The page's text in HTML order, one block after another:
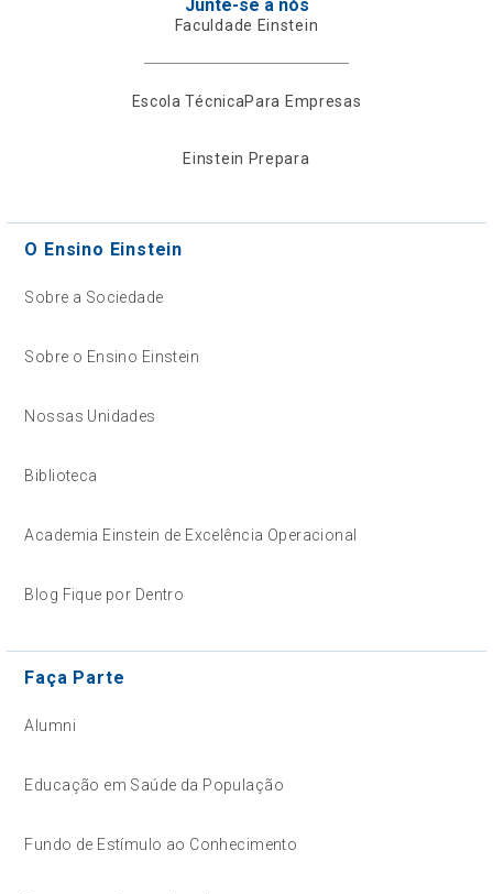
Junte-se a nós
Faculdade Einstein
Escola TécnicaPara Empresas
Einstein Prepara
O Ensino Einstein
Sobre a Sociedade
Sobre o Ensino Einstein
Nossas Unidades
Biblioteca
Academia Einstein de Excelência Operacional
Blog Fique por Dentro
Faça Parte
Alumni
Educação em Saúde da População
Fundo de Estímulo ao Conhecimento